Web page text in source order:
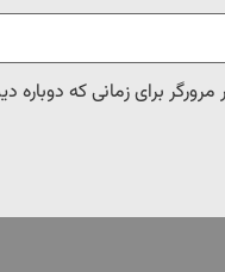
برای زمانی که